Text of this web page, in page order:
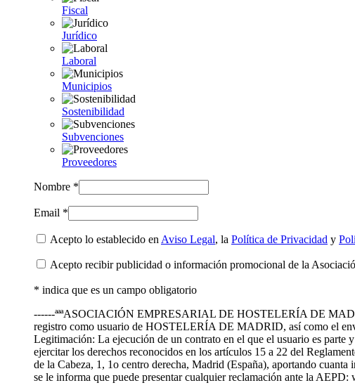
Fiscal
Jurídico
Laboral
Municipios
Sostenibilidad
Subvenciones
Proveedores
Nombre *
Email *
Acepto lo establecido en Aviso Legal, la Política de Privacidad y
Acepto recibir publicidad o información promocional de la
* indica que es un campo obligatorio
------ªªªASOCIACIÓN EMPRESARIAL DE HOSTELERÍA DE
registro como usuario de HOSTELERÍA DE MADRID, así como el
Legitimación: La ejecución de un contrato en el que el usuario es parte
ejercitar los derechos reconocidos en los artículos 15 a 22 del
de la Cabeza, 1, 1o centro derecha, Madrid (España), aportando
se le informa que puede presentar cualquier reclamación ante la AEPD: